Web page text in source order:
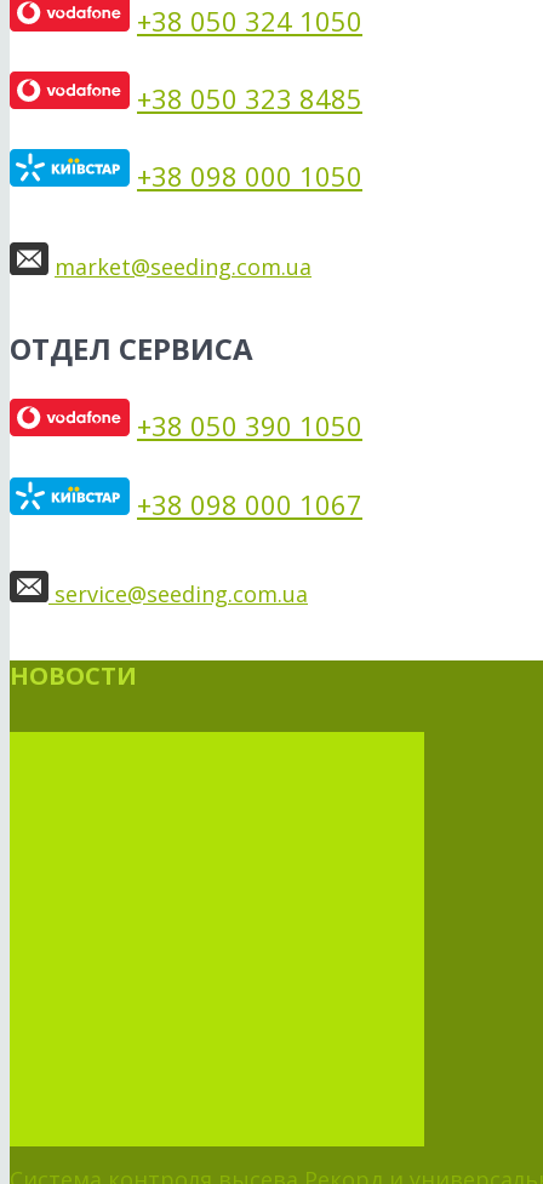
+38 050 324 1050
+38 050 323 8485
+38 098 000 1050
market@seeding.com.ua
ОТДЕЛ СЕРВИСА
+38 050 390 1050
+38 098 000 1067
service@seeding.com.ua
НОВОСТИ